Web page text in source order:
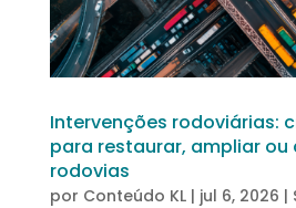
Intervenções rodoviárias:
para restaurar, ampliar ou
rodovias
por Conteúdo KL| jul 6, 2026 |